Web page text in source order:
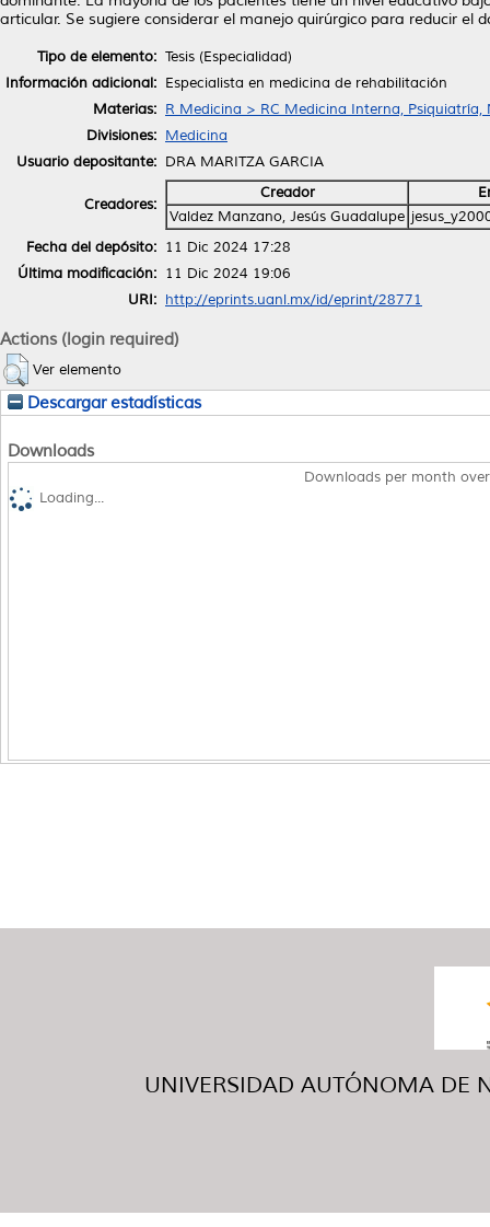
articular. Se sugiere considerar el manejo quirúrgico para reducir el
Tipo de elemento: Tesis (Especialidad)
Información adicional: Especialista en medicina de rehabilitación
Materias: R Medicina > RC Medicina Interna, Psiquiatría,
Divisiones: Medicina
Usuario depositante: DRA MARITZA GARCIA
Creadores:
Creador
Valdez Manzano, Jesús Guadalupe
Fecha del depósito: 11 Dic 2024 17:28
Última modificación: 11 Dic 2024 19:06
URI: http://eprints.uanl.mx/id/eprint/28771
Actions (login required)
Ver elemento
Descargar estadísticas
Downloads
Downloads per month
Loading...
UNIVERSIDAD AUTÓNOMA DE